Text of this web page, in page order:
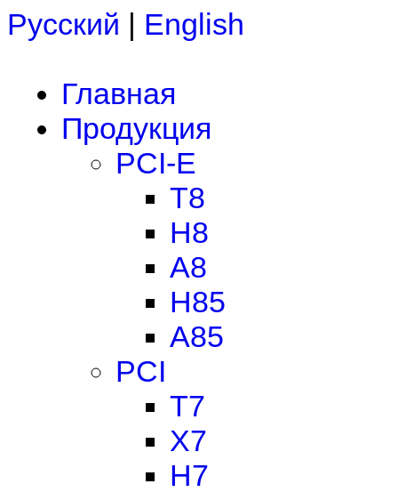
Русский | English
Главная
Продукция
PCI-E
T8
H8
A8
H85
A85
PCI
T7
X7
H7